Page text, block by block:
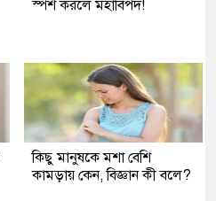
স্পর্শ করলে মহাবিপদ!
কিছু মানুষকে মশা বেশি
কামড়ায় কেন, বিজ্ঞান কী বলে?